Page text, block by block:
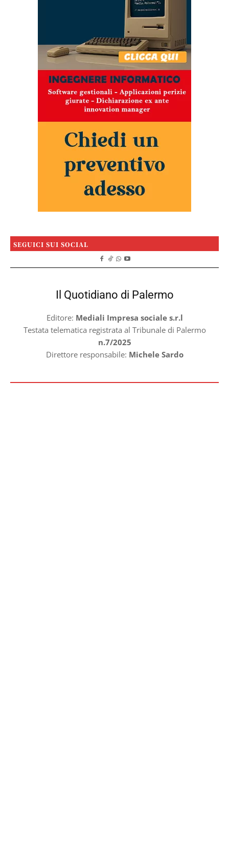
SEGUICI SUI SOCIAL
Il Quotidiano di Palermo
Editore: Mediali Impresa sociale s.r.l
Testata telematica registrata al Tribunale di Palermo
n.7/2025
Direttore responsabile: Michele Sardo